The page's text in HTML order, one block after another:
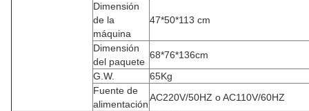
Dimensión
de la
máquina
47*50*113 cm
Dimensión
del paquete
68*76*136cm
G.W.
65Kg
Fuente de
alimentación
AC220V/50HZ o AC110V/60HZ